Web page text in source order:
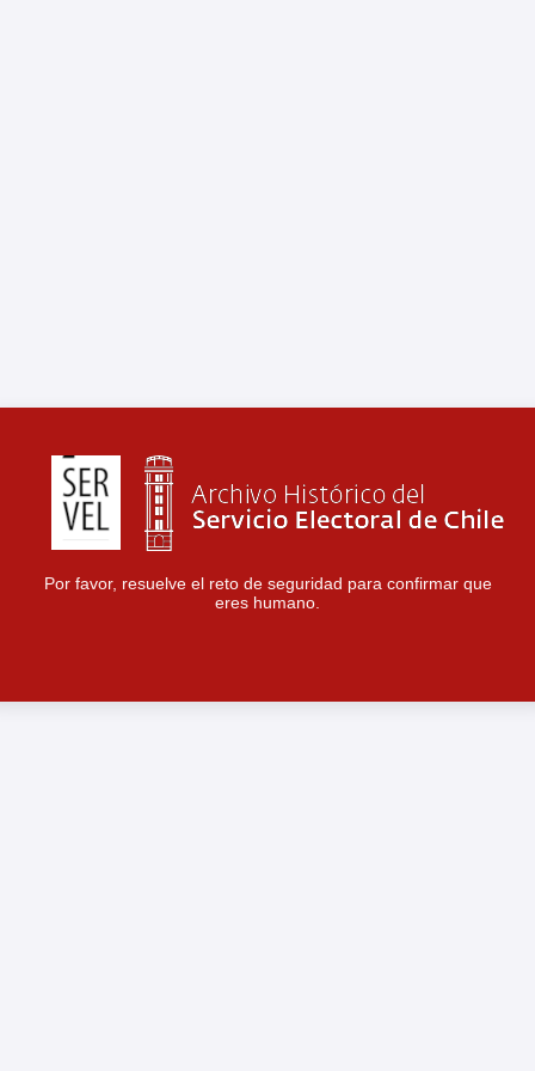
Por favor, resuelve el reto de seguridad para confirmar que
eres humano.